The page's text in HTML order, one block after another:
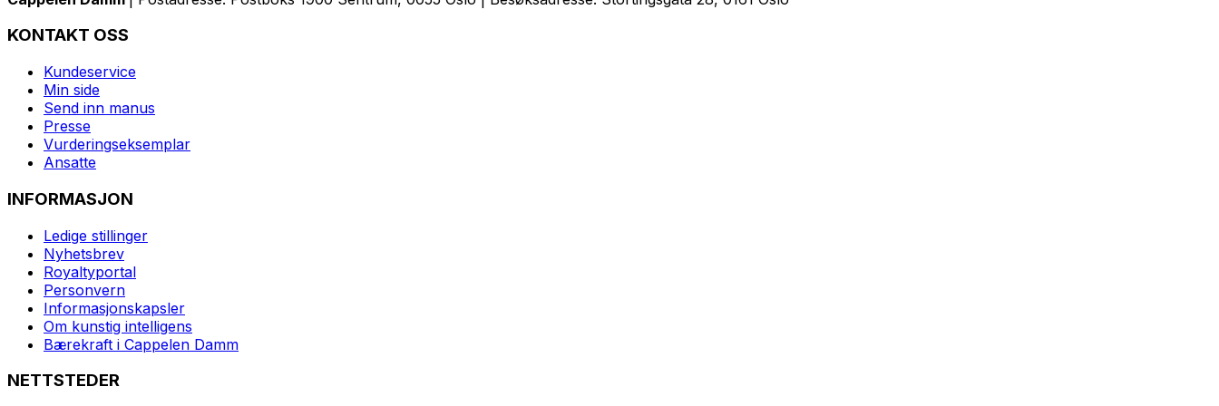
KONTAKT OSS
Kundeservice
Min side
Send inn manus
Presse
Vurderingseksemplar
Ansatte
INFORMASJON
Ledige stillinger
Nyhetsbrev
Royaltyportal
Personvern
Informasjonskapsler
Om kunstig intelligens
Bærekraft i Cappelen Damm
NETTSTEDER